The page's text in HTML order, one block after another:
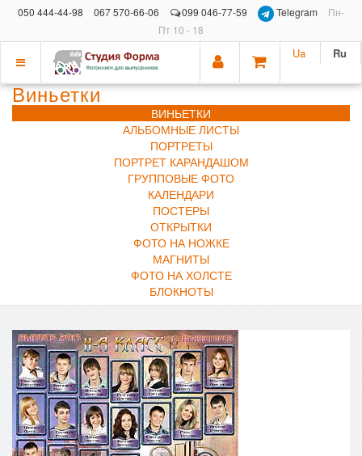
050 444-44-98 067 570-66-06 099 046-77-59 Telegram
Пн-
Пт 10 - 18
Показать
меню
Ua Ru
Виньетки
ВИНЬЕТКИ
АЛЬБОМНЫЕ ЛИСТЫ
ПОРТРЕТЫ
ПОРТРЕТ КАРАНДАШОМ
ГРУППОВЫЕ ФОТО
КАЛЕНДАРИ
ПОСТЕРЫ
ОТКРЫТКИ
ФОТО НА НОЖКЕ
МАГНИТЫ
ФОТО НА ХОЛСТЕ
БЛОКНОТЫ